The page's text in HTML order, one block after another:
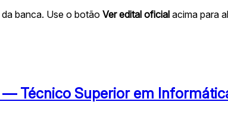
banca. Use o botão Ver edital oficial acima para
Técnico Superior em